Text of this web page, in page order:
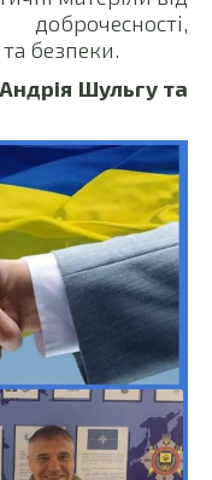
безпеки.
Шульгу та